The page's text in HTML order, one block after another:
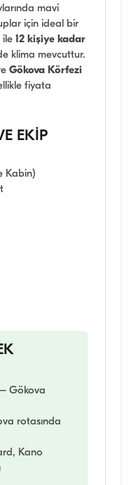
mavi
için ideal bir
ile 12 kişiye kadar
klima mevcuttur.
Gökova Körfezi
fiyata
EKİP
Kabin)
– Gökova
rotasında
Kano